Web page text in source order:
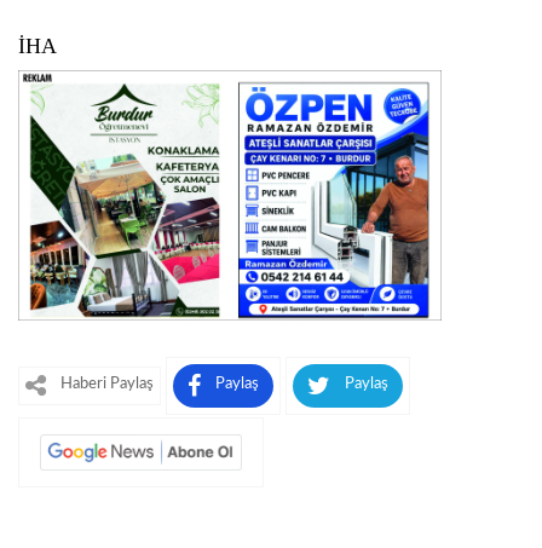
İHA
Haberi Paylaş Paylaş Paylaş